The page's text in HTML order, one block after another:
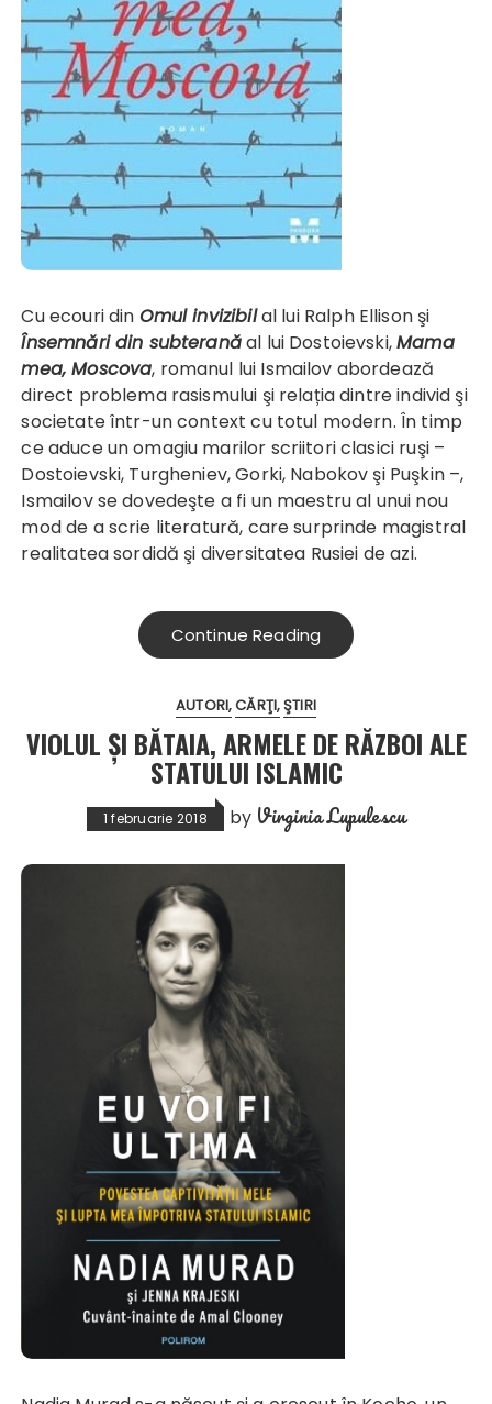
Cu ecouri din Omul invizibilal lui Ralph Ellison şi
Însemnări din subteranăal lui Dostoievski,Mama
mea, Moscova, romanul lui Ismailov abordează
direct problema rasismului şi relația dintre individ şi
societate într-un context cu totul modern. În timp
ce aduce un omagiu marilor scriitori clasici ruşi –
Dostoievski, Turgheniev, Gorki, Nabokov şi Puşkin –,
Ismailov se dovedeşte a fi un maestru al unui nou
mod de a scrie literatură, care surprinde magistral
realitatea sordidă şi diversitatea Rusiei de azi.
Continue Reading
AUTORI CĂRŢI ŞTIRI
VIOLUL ŞI BĂTAIA, ARMELE DE RĂZBOI ALE
STATULUI ISLAMIC
1 februarie 2018 by Virginia Lupulescu